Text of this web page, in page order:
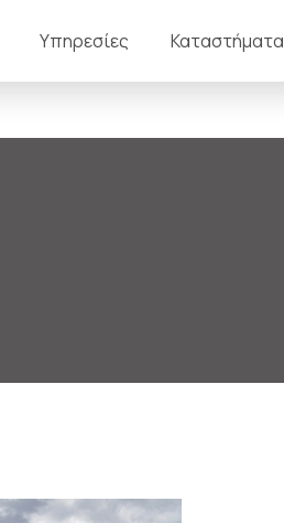
Υπηρεσίες Καταστήματα